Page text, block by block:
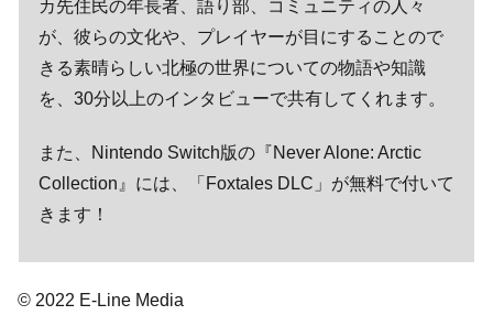
カ先住民の年長者、語り部、コミュニティの人々
が、彼らの文化や、プレイヤーが目にすることので
きる素晴らしい北極の世界についての物語や知識
を、30分以上のインタビューで共有してくれます。
また、Nintendo Switch版の『Never Alone: Arctic
Collection』には、「Foxtales DLC」が無料で付いて
きます！
© 2022 E-Line Media